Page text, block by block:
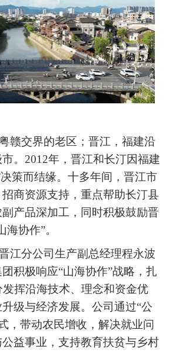
赣交界的老区；晋江，福建沿
。2012年，晋江和长汀因福建
策而结缘。十多年间，晋江市
商资源支持，重点帮助长汀县
产品深加工，同时积极鼓励晋
协作”。
江分公司生产副总经理程永波
积极响应“山海协作”战略，扎
挥沿海技术、理念和资金优
级与经济发展。公司通过“公
，带动农民增收，解决就业问
益事业，支持教育扶贫与乡村